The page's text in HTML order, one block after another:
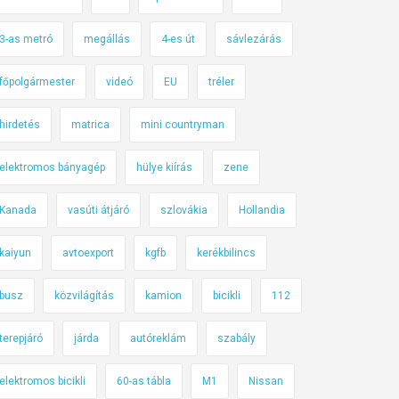
3-as metró megállás 4-es út sávlezárás
főpolgármester videó EU tréler
hirdetés matrica mini countryman
elektromos bányagép hülye kiírás zene
Kanada vasúti átjáró szlovákia Hollandia
kaiyun avtoexport kgfb kerékbilincs
busz közvilágítás kamion bicikli 112
terepjáró járda autóreklám szabály
elektromos bicikli 60-as tábla M1 Nissan